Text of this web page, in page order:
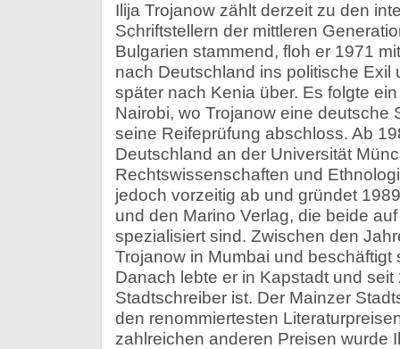
Ilija Trojanow zählt derzeit zu den
Schriftstellern der mittleren
Bulgarien stammend, floh er 1971
nach Deutschland ins politische Exil
später nach Kenia über. Es folgte
Nairobi, wo Trojanow eine deutsche
seine Reifeprüfung abschloss. Ab
Deutschland an der Universität
Rechtswissenschaften und
jedoch vorzeitig ab und gründet
und den Marino Verlag, die beide
spezialisiert sind. Zwischen den
Trojanow in Mumbai und beschäftigt
Danach lebte er in Kapstadt und
Stadtschreiber ist. Der Mainzer
den renommiertesten
zahlreichen anderen Preisen wurde